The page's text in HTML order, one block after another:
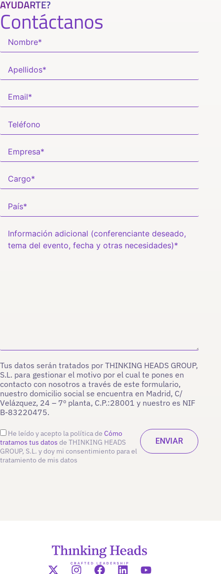
AYUDARTE?
Contáctanos
Tus datos serán tratados por THINKING HEADS GROUP,
S.L. para gestionar el motivo por el cual te pones en
contacto con nosotros a través de este formulario,
nuestro domicilio social se encuentra en Madrid, C/
Velázquez, 24 – 7º planta, C.P.:28001 y nuestro es NIF
B-83220475.
He leído y acepto la política de Cómo
tratamos tus datos de THINKING HEADS
GROUP, S.L. y doy mi consentimiento para el
tratamiento de mis datos